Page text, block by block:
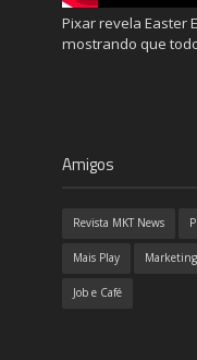
Pixar revela Easter
mostrando que
Amigos
Revista MKT News
Mais Play
Job e Café